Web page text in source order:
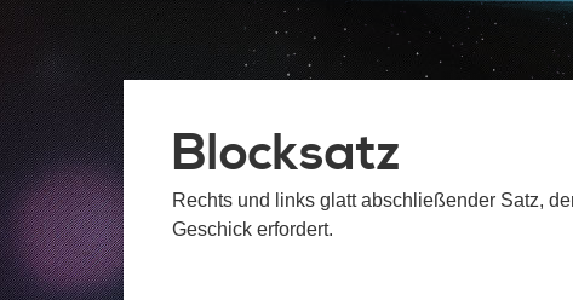
Blocksatz
Rechts und links glatt abschließender Satz,
Geschick erfordert.